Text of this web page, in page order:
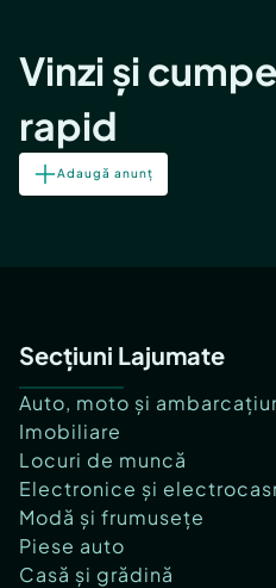
Vinzi și
rapid
Adaugă anunț
Secțiuni Lajumate
Auto, moto și
Imobiliare
Locuri de muncă
Electronice și
Modă și frumusețe
Piese auto
Casă și grădină